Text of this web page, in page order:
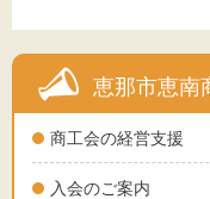
恵那市恵南
商工会の経営支援
入会のご案内